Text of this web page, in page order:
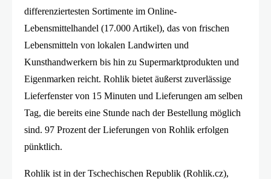
differenziertesten Sortimente im Online-
Lebensmittelhandel (17.000 Artikel), das von frischen
Lebensmitteln von lokalen Landwirten und
Kunsthandwerkern bis hin zu Supermarktprodukten und
Eigenmarken reicht. Rohlik bietet äußerst zuverlässige
Lieferfenster von 15 Minuten und Lieferungen am selben
Tag, die bereits eine Stunde nach der Bestellung möglich
sind. 97 Prozent der Lieferungen von Rohlik erfolgen
pünktlich.
Rohlik ist in der Tschechischen Republik (Rohlik.cz),